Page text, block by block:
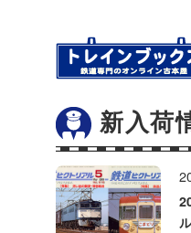
新入荷